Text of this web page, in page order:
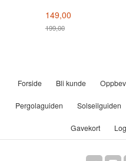
149,00
199,00
Forside Bli kunde
Pergolaguiden Solseilguiden
Gavekort